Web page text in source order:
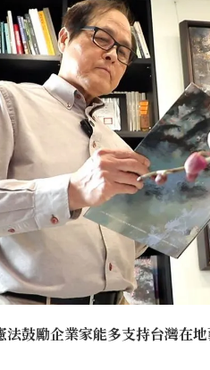
鼓勵企業家能多支持台灣在